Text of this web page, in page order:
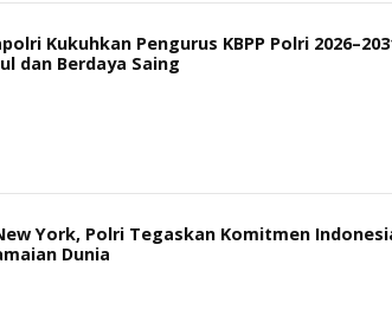
Kukuhkan Pengurus KBPP Polri
dan Berdaya Saing
York, Polri Tegaskan Komitmen
Dunia